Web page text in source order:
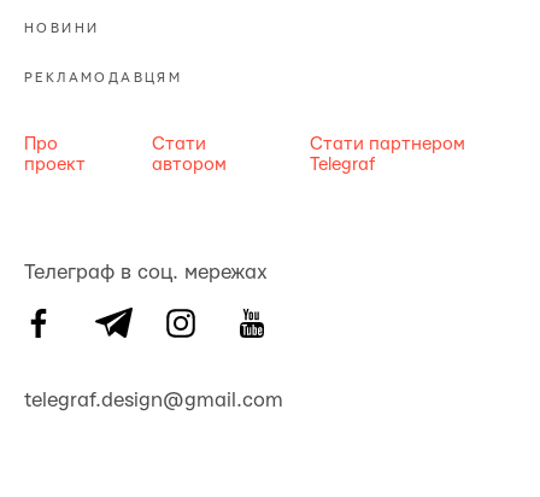
НОВИНИ
РЕКЛАМОДАВЦЯМ
Про
проект
Стати
автором
Стати партнером
Telegraf
Телеграф в соц. мережах
telegraf.design@gmail.com